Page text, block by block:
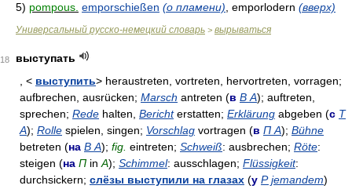
5) pompous. emporschießen (о пламени), emporlodern (вверх)
Универсальный русско-немецкий словарь > вырываться
18
выступать
, < выступить> heraustreten, vortreten, hervortreten, vorragen;
aufbrechen, ausrücken; Marsch antreten (в В A); auftreten,
sprechen; Rede halten, Bericht erstatten; Erklärung abgeben (с Т
A); Rolle spielen, singen; Vorschlag vortragen (в П A); Bühne
betreten (на В A); fig. eintreten; Schweiß: ausbrechen; Röte:
steigen (на П inA); Schimmel: ausschlagen; Flüssigkeit:
durchsickern; слёзы выступили на глазах (у Р jemandem)